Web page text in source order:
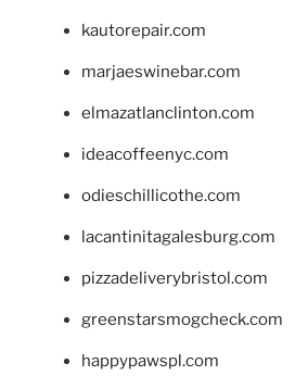
kautorepair.com
marjaeswinebar.com
elmazatlanclinton.com
ideacoffeenyc.com
odieschillicothe.com
lacantinitagalesburg.com
pizzadeliverybristol.com
greenstarsmogcheck.com
happypawspl.com